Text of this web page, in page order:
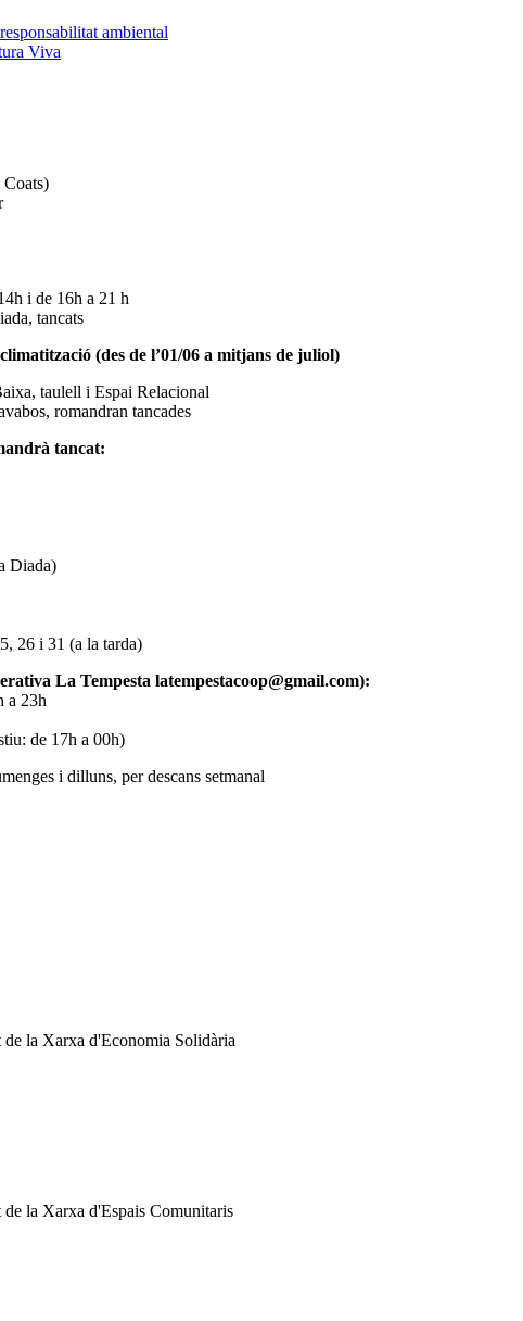
ambiental
Viva
i de 16h a 21 h
tancats
(des de l’01/06 a mitjans de juliol)
taulell i Espai Relacional
romandran tancades
tancat:
Diada)
26 i 31 (a la tarda)
La Tempesta latempestacoop@gmail.com):
a 23h
de 17h a 00h)
i dilluns, per descans setmanal
la Xarxa d'Economia Solidària
la Xarxa d'Espais Comunitaris